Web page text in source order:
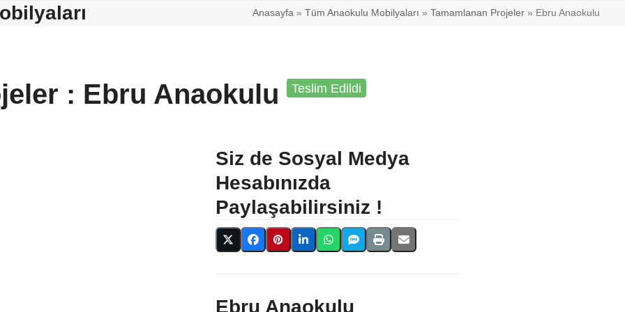
Anasayfa » Tüm Anaokulu Mobilyaları » Tamamlanan Projeler » Ebru Anaokulu
: Ebru Anaokulu Teslim Edildi
Siz de Sosyal Medya
Hesabınızda
Paylaşabilirsiniz !
Ebru Anaokulu